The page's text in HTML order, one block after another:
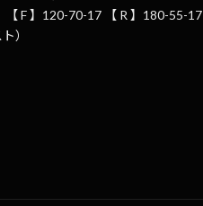
F 】120-70-17 【 R 】180-55-17
）